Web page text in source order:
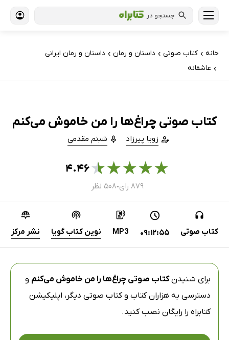
جستجو در
خانه › کتاب‌ صوتی › داستان و رمان › داستان و رمان ایرانی
› عاشقانه
کتاب صوتی چراغ‌ها را من خاموش می‌کنم
زویا پیرزاد شبنم مقدمی
★
★
★
★
★۴.۴۶
۸۷۹ رای ● ۵۰۸ نظر
کتاب صوتی 09:12:55
MP3 نوین کتاب گویا نشر مرکز
برای شنیدنکتاب صوتی چراغ‌ها را من خاموش می‌کنم و
دسترسی به هزاران کتاب و کتاب صوتی دیگر، اپلیکیشن
کتابراه را رایگان نصب کنید.